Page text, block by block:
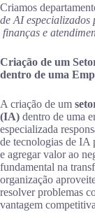
Criamos
de AI especializados
finanças e
Criação de um
dentro de uma
A criação de um
(IA) dentro de uma
especializada
de tecnologias de IA
e agregar valor ao
fundamental na
organização
resolver problemas
vantagem